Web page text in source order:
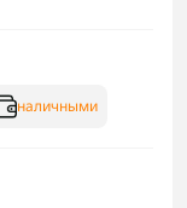
наличными